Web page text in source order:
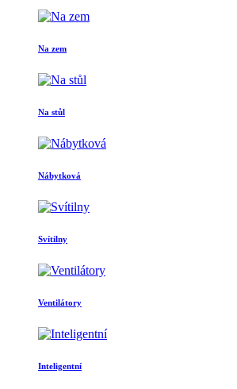
Na zem
Na stůl
Nábytková
Svítilny
Ventilátory
Inteligentní